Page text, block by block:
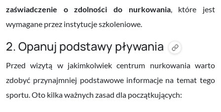
zaświadczenie o zdolności do nurkowania, które jest
wymagane przez instytucje szkoleniowe.
2. Opanuj podstawy pływania
Przed wizytą w jakimkolwiek centrum nurkowania warto
zdobyć przynajmniej podstawowe informacje na temat tego
sportu. Oto kilka ważnych zasad dla początkujących: